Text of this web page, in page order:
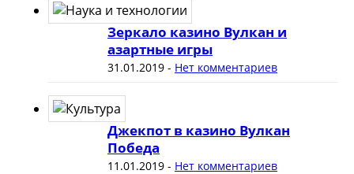
Зеркало казино Вулкан и
азартные игры
31.01.2019- Нет комментариев
Джекпот в казино Вулкан
Победа
11.01.2019- Нет комментариев